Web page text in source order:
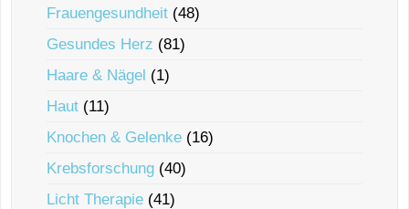
Frauengesundheit (48)
Gesundes Herz (81)
Haare & Nägel (1)
Haut (11)
Knochen & Gelenke (16)
Krebsforschung (40)
Licht Therapie (41)